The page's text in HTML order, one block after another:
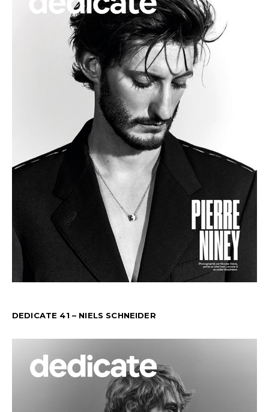
DEDICATE 41 – NIELS SCHNEIDER